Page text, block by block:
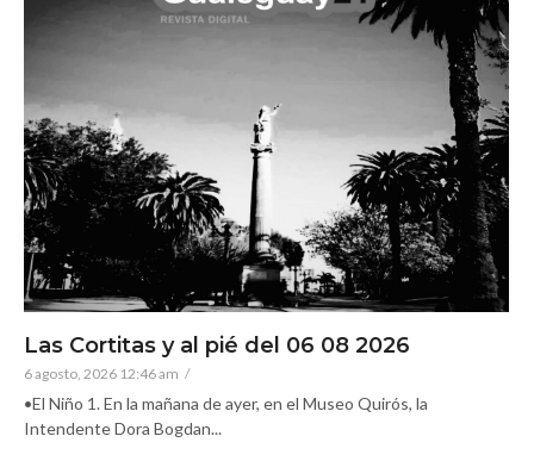
Las Cortitas y al pié del 06 08 2026
6 agosto, 2026 12:46 am /
•El Niño 1. En la mañana de ayer, en el Museo Quirós, la
Intendente Dora Bogdan...